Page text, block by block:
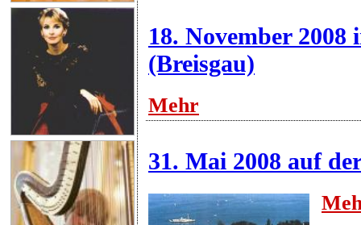
18. November 2008
(Breisgau)
Mehr
31. Mai 2008 auf